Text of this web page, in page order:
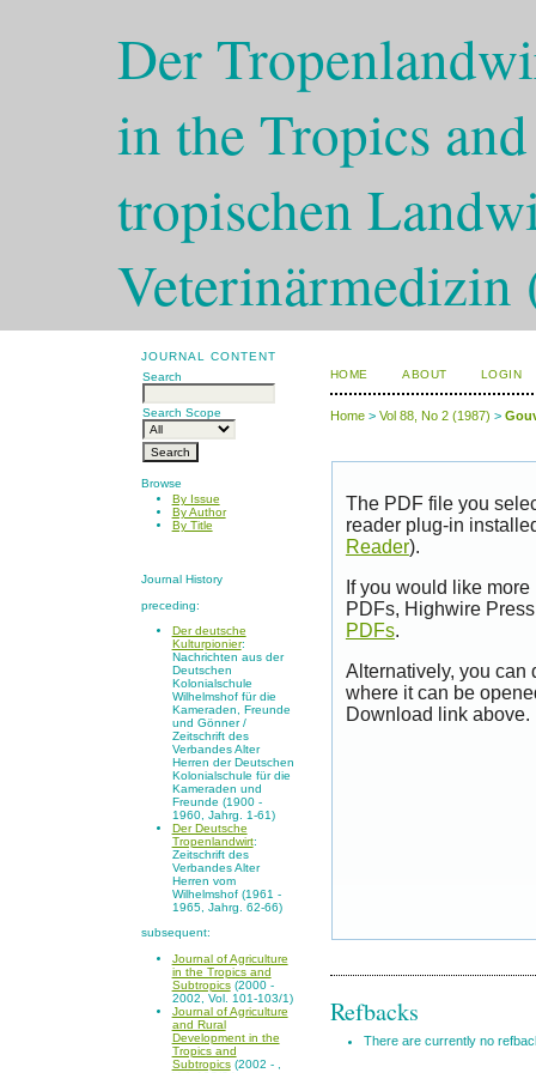
Der
in the Tropics
tropischen
Veterinärmedizin
JOURNAL CONTENT
Search
Search Scope
Browse
By Issue
By Author
By Title
Journal History
preceding:
Der deutsche
Kulturpionier:
Nachrichten aus der
Deutschen
Kolonialschule
Wilhelmshof für die
Kameraden, Freunde
und Gönner /
Zeitschrift des
Verbandes Alter
Herren der Deutschen
Kolonialschule für die
Kameraden und
Freunde (1900 -
1960, Jahrg. 1-61)
Der Deutsche
Tropenlandwirt:
Zeitschrift des
Verbandes Alter
Herren vom
Wilhelmshof (1961 -
1965, Jahrg. 62-66)
subsequent:
Journal of Agriculture
in the Tropics and
Subtropics(2000 -
2002, Vol. 101-103/1)
Journal of Agriculture
and Rural
Development in the
Tropics and
Subtropics(2002 - ,
HOME ABOUT LOGIN
Home> Vol 88, No 2 (1987) >
The PDF file you
reader plug-in
Reader).
If you would like
PDFs, Highwire
PDFs.
Alternatively, you can
where it can be
Download link above.
Refbacks
There are currently no